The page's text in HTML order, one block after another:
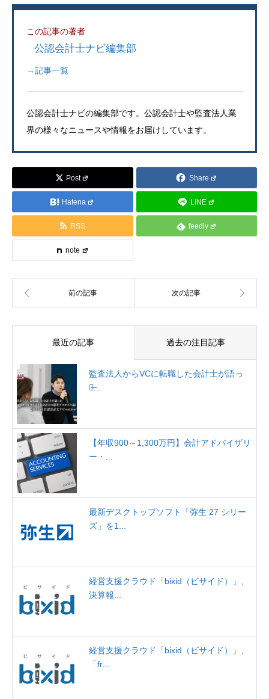
この記事の著者
公認会計士ナビ編集部
→記事一覧
公認会計士ナビの編集部です。公認会計士や監査法人業
界の様々なニュースや情報をお届けしています。
Post Share
Hatena LINE
RSS feedly
note
最近の記事 過去の注目記事
監査法人からVCに転職した会計士が語っ
た̶...
【年収900～1,300万円】会計アドバイザリ
ー・...
最新デスクトップソフト「弥生 27 シリー
ズ」を1...
経営支援クラウド「bixid（ビサイド）」、
決算報...
経営支援クラウド「bixid（ビサイド）」、
「fr...